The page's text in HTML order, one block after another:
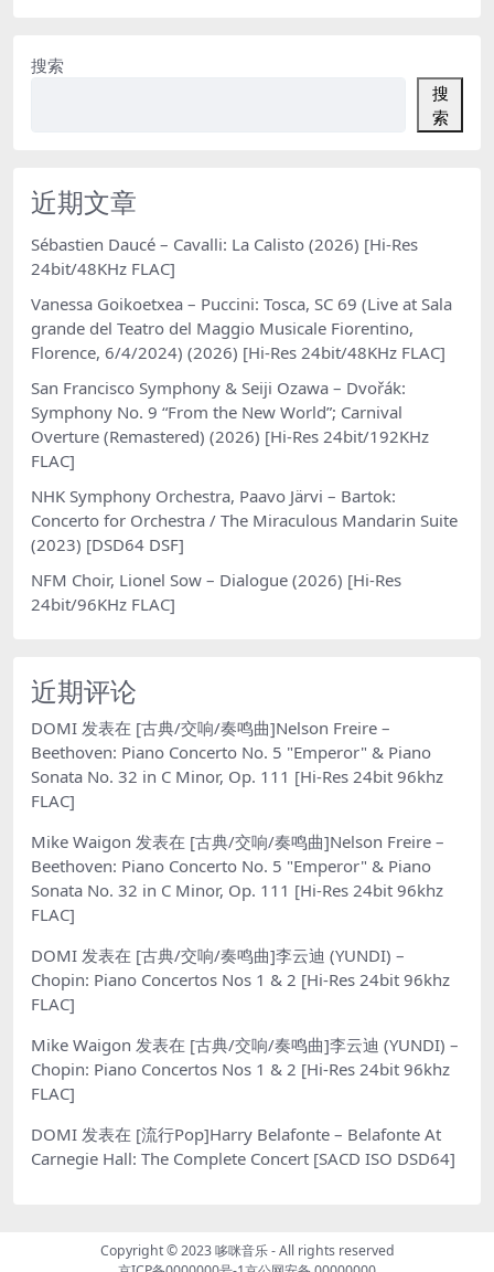
搜索
搜
索
近期文章
Sébastien Daucé – Cavalli: La Calisto (2026) [Hi-Res
24bit/48KHz FLAC]
Vanessa Goikoetxea – Puccini: Tosca, SC 69 (Live at Sala
grande del Teatro del Maggio Musicale Fiorentino,
Florence, 6/4/2024) (2026) [Hi-Res 24bit/48KHz FLAC]
San Francisco Symphony & Seiji Ozawa – Dvořák:
Symphony No. 9 “From the New World”; Carnival
Overture (Remastered) (2026) [Hi-Res 24bit/192KHz
FLAC]
NHK Symphony Orchestra, Paavo Järvi – Bartok:
Concerto for Orchestra / The Miraculous Mandarin Suite
(2023) [DSD64 DSF]
NFM Choir, Lionel Sow – Dialogue (2026) [Hi-Res
24bit/96KHz FLAC]
近期评论
DOMI 发表在 [古典/交响/奏鸣曲]Nelson Freire –
Beethoven: Piano Concerto No. 5 "Emperor" & Piano
Sonata No. 32 in C Minor, Op. 111 [Hi-Res 24bit 96khz
FLAC]
Mike Waigon 发表在 [古典/交响/奏鸣曲]Nelson Freire –
Beethoven: Piano Concerto No. 5 "Emperor" & Piano
Sonata No. 32 in C Minor, Op. 111 [Hi-Res 24bit 96khz
FLAC]
DOMI 发表在 [古典/交响/奏鸣曲]李云迪 (YUNDI) –
Chopin: Piano Concertos Nos 1 & 2 [Hi-Res 24bit 96khz
FLAC]
Mike Waigon 发表在 [古典/交响/奏鸣曲]李云迪 (YUNDI) –
Chopin: Piano Concertos Nos 1 & 2 [Hi-Res 24bit 96khz
FLAC]
DOMI 发表在 [流行Pop]Harry Belafonte – Belafonte At
Carnegie Hall: The Complete Concert [SACD ISO DSD64]
Copyright © 2023哆咪音乐- All rights reserved